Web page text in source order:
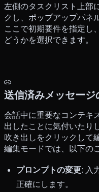
左側のタスクリスト上部
クし、ポップアップパネ
ここで初期要件を指定し
どうかを選択できます。
送信済みメッセージ
会話中に重要なコンテキ
出したことに気付いたり
吹き出しをクリックして
編集モードでは、以下の
プロンプトの変更: 入
正確にします。